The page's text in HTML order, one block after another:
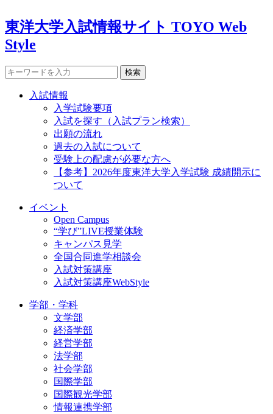
東洋大学入試情報サイト TOYO Web
Style
検索
入試情報
入学試験要項
入試を探す（入試プラン検索）
出願の流れ
過去の入試について
受験上の配慮が必要な方へ
【参考】2026年度東洋大学入学試験 成績開示に
ついて
イベント
Open Campus
“学び”LIVE授業体験
キャンパス見学
全国合同進学相談会
入試対策講座
入試対策講座WebStyle
学部・学科
文学部
経済学部
経営学部
法学部
社会学部
国際学部
国際観光学部
情報連携学部